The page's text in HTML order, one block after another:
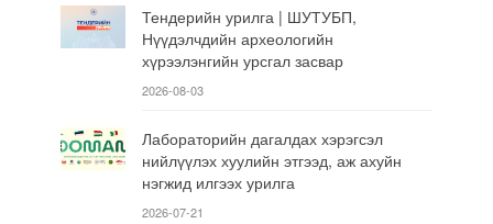
Тендерийн урилга | ШУТУБП,
Нүүдэлчдийн археологийн
хүрээлэнгийн урсгал засвар
2026-08-03
Лабораторийн дагалдах хэрэгсэл
нийлүүлэх хуулийн этгээд, аж ахуйн
нэгжид илгээх урилга
2026-07-21